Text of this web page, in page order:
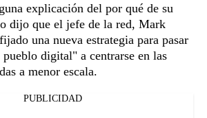
explicación del por qué de su
dijo que el jefe de la red, Mark
una nueva estrategia para pasar
digital" a centrarse en las
a menor escala.
PUBLICIDAD